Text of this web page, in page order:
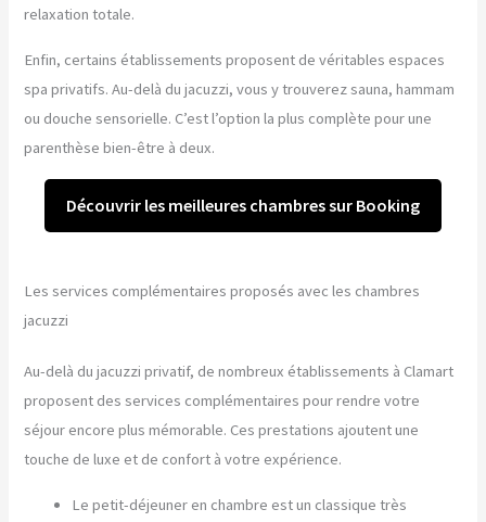
relaxation totale.
Enfin, certains établissements proposent de véritables espaces
spa privatifs. Au-delà du jacuzzi, vous y trouverez sauna, hammam
ou douche sensorielle. C’est l’option la plus complète pour une
parenthèse bien-être à deux.
Découvrir les meilleures chambres sur Booking
Les services complémentaires proposés avec les chambres
jacuzzi
Au-delà du jacuzzi privatif, de nombreux établissements à Clamart
proposent des services complémentaires pour rendre votre
séjour encore plus mémorable. Ces prestations ajoutent une
touche de luxe et de confort à votre expérience.
Le petit-déjeuner en chambre est un classique très